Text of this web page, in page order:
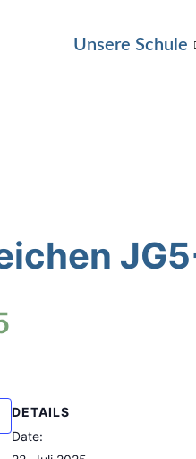
Unsere Schule
DETAILS
Date: